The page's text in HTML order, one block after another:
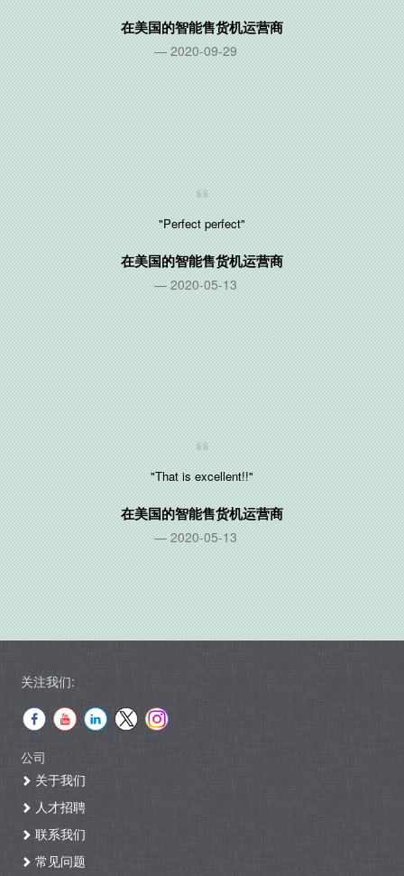
在美国的智能售货机运营商
2020-09-29
"Perfect perfect"
在美国的智能售货机运营商
2020-05-13
"That is excellent!!"
在美国的智能售货机运营商
2020-05-13
关注我们:
公司
关于我们
人才招聘
联系我们
常见问题